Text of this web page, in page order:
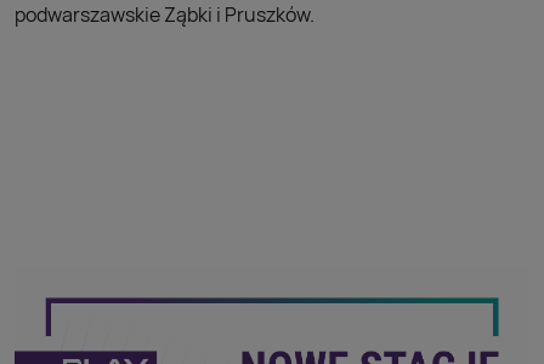
podwarszawskie Ząbki i Pruszków.